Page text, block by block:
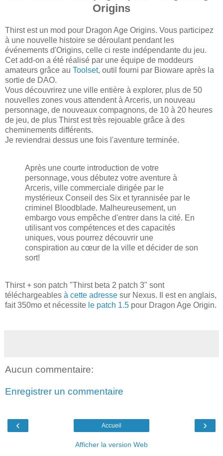
Origins
Thirst est un mod pour Dragon Age Origins. Vous participez
à une nouvelle histoire se déroulant pendant les
événements d'Origins, celle ci reste indépendante du jeu.
Cet add-on a été réalisé par une équipe de moddeurs
amateurs grâce au Toolset, outil fourni par Bioware après la
sortie de DAO.
Vous découvrirez une ville entière à explorer, plus de 50
nouvelles zones vous attendent à Arceris, un nouveau
personnage, de nouveaux compagnons, de 10 à 20 heures
de jeu, de plus Thirst est très rejouable grâce à des
cheminements différents.
Je reviendrai dessus une fois l'aventure terminée.
Après une courte introduction de votre
personnage, vous débutez votre aventure à
Arceris, ville commerciale dirigée par le
mystérieux Conseil des Six et tyrannisée par le
criminel Bloodblade. Malheureusement, un
embargo vous empêche d'entrer dans la cité. En
utilisant vos compétences et des capacités
uniques, vous pourrez découvrir une
conspiration au cœur de la ville et décider de son
sort!
Thirst + son patch "Thirst beta 2 patch 3" sont
téléchargeables à cette adresse sur Nexus. Il est en anglais,
fait 350mo et nécessite le patch 1.5 pour Dragon Age Origin.
Aucun commentaire:
Enregistrer un commentaire
‹ ›
Accueil
Afficher la version Web